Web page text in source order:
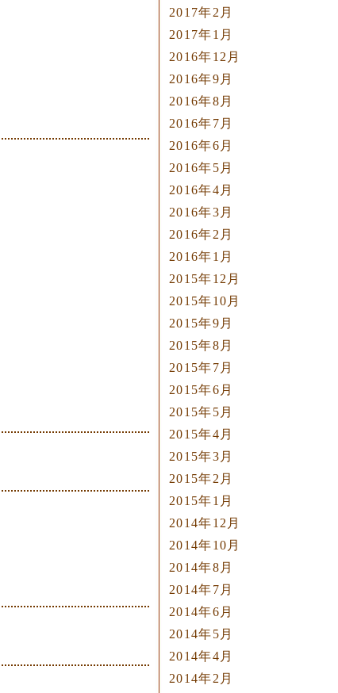
2017年2月
2017年1月
2016年12月
2016年9月
2016年8月
2016年7月
2016年6月
2016年5月
2016年4月
2016年3月
2016年2月
2016年1月
2015年12月
2015年10月
2015年9月
2015年8月
2015年7月
2015年6月
2015年5月
2015年4月
2015年3月
2015年2月
2015年1月
2014年12月
2014年10月
2014年8月
2014年7月
2014年6月
2014年5月
2014年4月
2014年2月